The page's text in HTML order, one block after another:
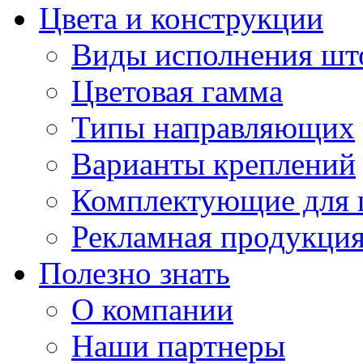
Цвета и конструкции
Виды исполнения
Цветовая гамма
Типы направляющих
Варианты креплений
Комплектующие для
Рекламная
Полезно знать
О компании
Наши партнеры